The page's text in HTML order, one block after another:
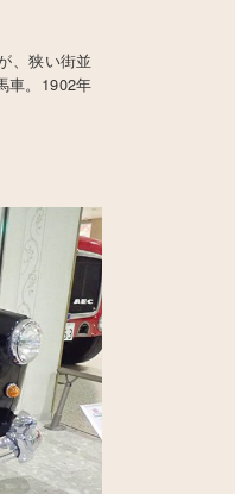
、狭い街並
車。1902年